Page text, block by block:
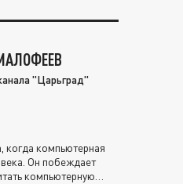
"Царьград"
когда компьютерная
Он побеждает
компьютерную